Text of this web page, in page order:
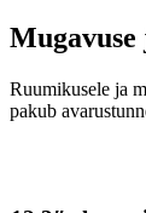
Ruumikusele ja
pakub